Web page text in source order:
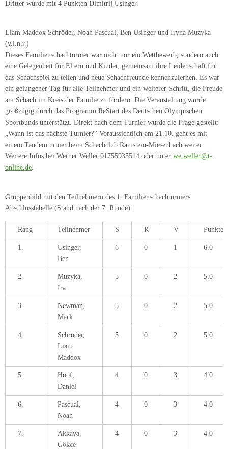
Dritter wurde mit 4 Punkten Dimitrij Usinger.
Liam Maddox Schröder, Noah Pascual, Ben Usinger und Iryna Muzyka
(v.l.n.r.)
Dieses Familienschachturnier war nicht nur ein Wettbewerb, sondern auch
eine Gelegenheit für Eltern und Kinder, gemeinsam ihre Leidenschaft für
das Schachspiel zu teilen und neue Schachfreunde kennenzulernen. Es war
ein gelungener Tag für alle Teilnehmer und ein weiterer Schritt, die Freude
am Schach im Kreis der Familie zu fördern. Die Veranstaltung wurde
großzügig durch das Programm ReStart des Deutschen Olympischen
Sportbunds unterstützt. Direkt nach dem Turnier wurde die Frage gestellt:
„Wann ist das nächste Turnier?“ Voraussichtlich am 21.10. geht es mit
einem Tandemturnier beim Schachclub Ramstein-Miesenbach weiter.
Weitere Infos bei Werner Weller 01755935514 oder unter we.weller@t-
online.de.
Gruppenbild mit den Teilnehmern des 1. Familienschachturniers
Abschlusstabelle (Stand nach der 7. Runde):
Rang Teilnehmer S R V Punkte
1.
Usinger,
Ben
6 0 1 6.0
2.
Muzyka,
Ira
5 0 2 5.0
3.
Newman,
Mark
5 0 2 5.0
4.
Schröder,
Liam
Maddox
5 0 2 5.0
5.
Hoof,
Daniel
4 0 3 4.0
6.
Pascual,
Noah
4 0 3 4.0
7.
Akkaya,
Gökce
4 0 3 4.0